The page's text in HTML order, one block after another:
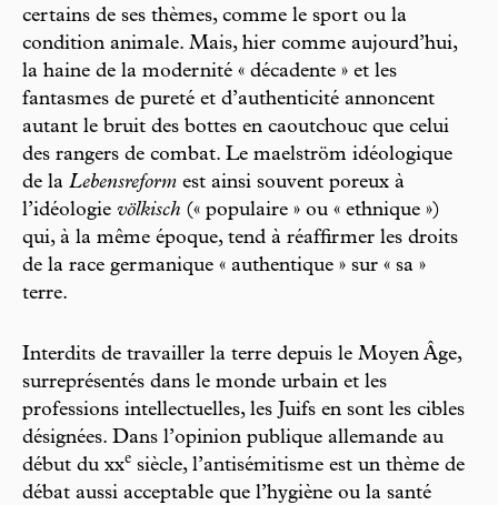
certains de ses thèmes, comme le sport ou la
condition animale. Mais, hier comme aujourd’hui,
la haine de la modernité « décadente » et les
fantasmes de pureté et d’authenticité annoncent
autant le bruit des bottes en caoutchouc que celui
des rangers de combat. Le maelström idéologique
de la Lebensreform est ainsi souvent poreux à
l’idéologie völkisch (« populaire » ou « ethnique »)
qui, à la même époque, tend à réaffirmer les droits
de la race germanique « authentique » sur « sa »
terre.
Interdits de travailler la terre depuis le Moyen Âge,
surreprésentés dans le monde urbain et les
professions intellectuelles, les Juifs en sont les cibles
désignées. Dans l’opinion publique allemande au
début du xxe siècle, l’antisémitisme est un thème de
débat aussi acceptable que l’hygiène ou la santé